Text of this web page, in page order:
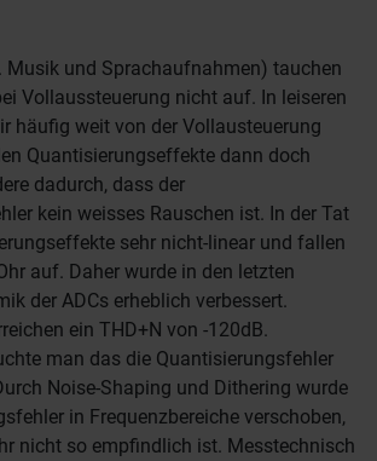
Musik und Sprachaufnahmen) tauchen
Vollaussteuerung nicht auf. In leiseren
häufig weit von der Vollausteuerung
Quantisierungseffekte dann doch
dadurch, dass der
kein weisses Rauschen ist. In der Tat
sehr nicht-linear und fallen
auf. Daher wurde in den letzten
der ADCs erheblich verbessert.
ein THD+N von -120dB.
man das die Quantisierungsfehler
Noise-Shaping und Dithering wurde
in Frequenzbereiche verschoben,
nicht so empfindlich ist. Messtechnisch